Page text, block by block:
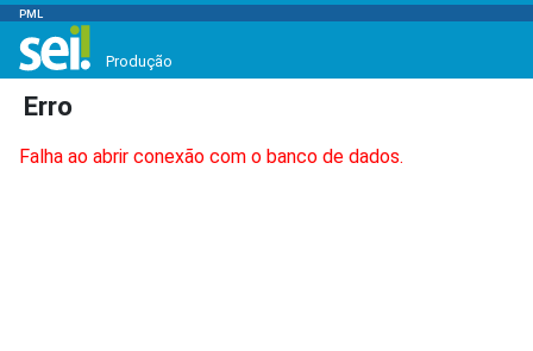
PML
Produção
Erro
Falha ao abrir conexão com o banco de dados.